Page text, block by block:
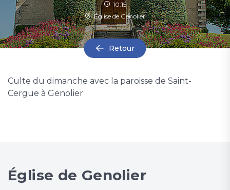
10:15
Église de Genolier
Retour
Culte du dimanche avec la paroisse de Saint-
Cergue à Genolier
Église de Genolier